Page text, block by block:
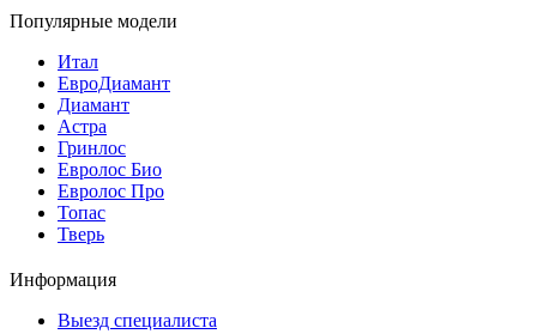
Популярные модели
Итал
ЕвроДиамант
Диамант
Астра
Гринлос
Евролос Био
Евролос Про
Топас
Тверь
Информация
Выезд специалиста